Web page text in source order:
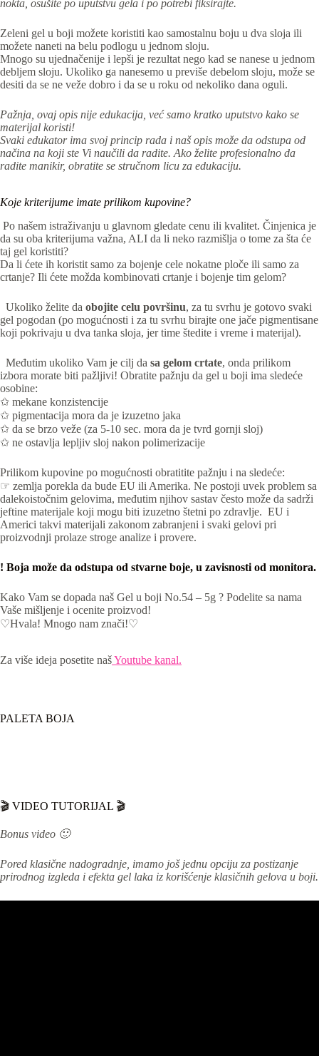
nokta, osušite po uputstvu gela i po potrebi fiksirajte.
Zeleni gel u boji možete koristiti kao samostalnu boju u dva sloja ili
možete naneti na belu podlogu u jednom sloju.
Mnogo su ujednačenije i lepši je rezultat nego kad se nanese u jednom
debljem sloju. Ukoliko ga nanesemo u previše debelom sloju, može se
desiti da se ne veže dobro i da se u roku od nekoliko dana oguli.
Pažnja, ovaj opis nije edukacija, već samo kratko uputstvo kako se
materijal koristi!
Svaki edukator ima svoj princip rada i naš opis može da odstupa od
načina na koji ste Vi naučili da radite. Ako želite profesionalno da
radite manikir, obratite se stručnom licu za edukaciju.
Koje kriterijume imate prilikom kupovine?
Po našem istraživanju u glavnom gledate cenu ili kvalitet. Činjenica je
da su oba kriterijuma važna, ALI da li neko razmišlja o tome za šta će
taj gel koristiti?
Da li ćete ih koristit samo za bojenje cele nokatne ploče ili samo za
crtanje? Ili ćete možda kombinovati crtanje i bojenje tim gelom?
Ukoliko želite da obojite celu površinu, za tu svrhu je gotovo svaki
gel pogodan (po mogućnosti i za tu svrhu birajte one jače pigmentisane
koji pokrivaju u dva tanka sloja, jer time štedite i vreme i materijal).
Međutim ukoliko Vam je cilj da sa gelom crtate, onda prilikom
izbora morate biti pažljivi! Obratite pažnju da gel u boji ima sledeće
osobine:
✩ mekane konzistencije
✩ pigmentacija mora da je izuzetno jaka
✩ da se brzo veže (za 5-10 sec. mora da je tvrd gornji sloj)
✩ ne ostavlja lepljiv sloj nakon polimerizacije
Prilikom kupovine po mogućnosti obratitite pažnju i na sledeće:
☞ zemlja porekla da bude EU ili Amerika. Ne postoji uvek problem sa
dalekoistočnim gelovima, međutim njihov sastav često može da sadrži
jeftine materijale koji mogu biti izuzetno štetni po zdravlje. EU i
Americi takvi materijali zakonom zabranjeni i svaki gelovi pri
proizvodnji prolaze stroge analize i provere.
! Boja može da odstupa od stvarne boje, u zavisnosti od monitora.
Kako Vam se dopada naš Gel u boji No.54 – 5g ? Podelite sa nama
Vaše mišljenje i ocenite proizvod!
♡Hvala! Mnogo nam znači!♡
Za više ideja posetite našYoutube kanal.
PALETA BOJA
🎬 VIDEO TUTORIJAL 🎬
Bonus video 🙂
Pored klasične nadogradnje, imamo još jednu opciju za postizanje
prirodnog izgleda i efekta gel laka iz korišćenje klasičnih gelova u boji.